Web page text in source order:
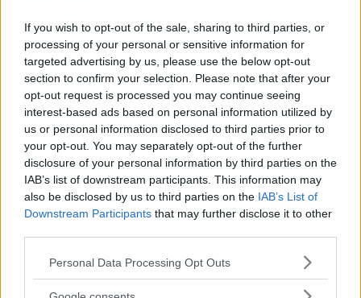
If you wish to opt-out of the sale, sharing to third parties, or
processing of your personal or sensitive information for
targeted advertising by us, please use the below opt-out
section to confirm your selection. Please note that after your
opt-out request is processed you may continue seeing
interest-based ads based on personal information utilized by
us or personal information disclosed to third parties prior to
your opt-out. You may separately opt-out of the further
disclosure of your personal information by third parties on the
IAB’s list of downstream participants. This information may
also be disclosed by us to third parties on the IAB’s List of
Downstream Participants that may further disclose it to other
Please note that this website/app uses one or more Google
not limited to your visit or usage behaviour. You may click to
Personal Data Processing Opt Outs
Svar:
Tryck på vänstra knappen under displayen
mellan instrumenten. Tryck på vänstra knappen
en gång till, tills vägmätarindikeringen börjar
blinka. Tryck då på den högra knappen så länge
vägmätarindikeringen blinkar. Sedan visas
hastighet i stället. Är bilen utrustad med
multifunktionsdisplay stegar man fram till
visning av digital hastighetsmätare med
vippströmbrytaren på vindrutetorkarens ände.
Diskutera : Vad tycker du om svaret?